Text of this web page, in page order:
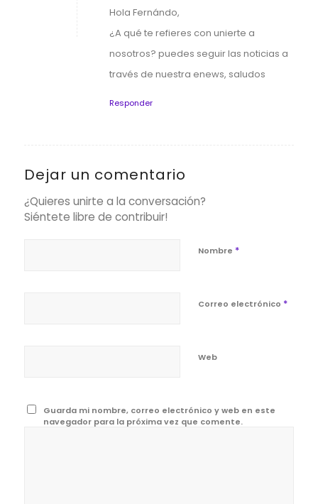
Hola Fernándo,
¿A qué te refieres con unierte a
nosotros? puedes seguir las noticias a
través de nuestra enews, saludos
Responder
Dejar un comentario
¿Quieres unirte a la conversación?
Siéntete libre de contribuir!
Nombre *
Correo electrónico *
Web
Guarda mi nombre, correo electrónico y web en este
navegador para la próxima vez que comente.